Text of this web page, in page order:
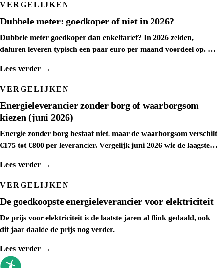
VERGELIJKEN
Dubbele meter: goedkoper of niet in 2026?
Dubbele meter goedkoper dan enkeltarief? In 2026 zelden,
daluren leveren typisch een paar euro per maand voordeel op. We
Lees verder →
VERGELIJKEN
Energieleverancier zonder borg of waarborgsom
kiezen (juni 2026)
Energie zonder borg bestaat niet, maar de waarborgsom verschilt
€175 tot €800 per leverancier. Vergelijk juni 2026 wie de laagste
Lees verder →
VERGELIJKEN
De goedkoopste energieleverancier voor elektriciteit
De prijs voor elektriciteit is de laatste jaren al flink gedaald, ook
dit jaar daalde de prijs nog verder.
Lees verder →